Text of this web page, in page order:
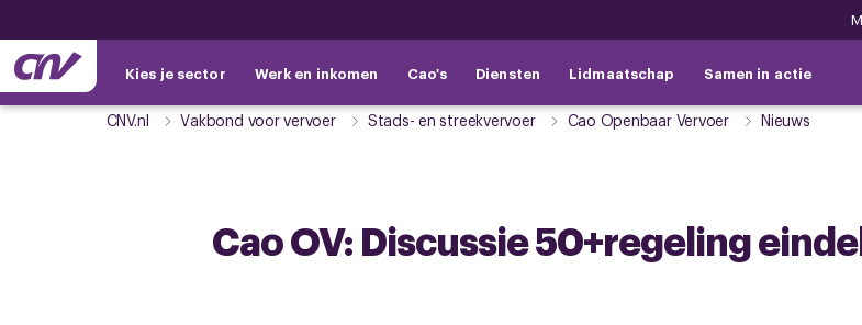
Kies je sector Werk en inkomen Cao's Diensten Lidmaatschap Samen in actie
CNV.nl Vakbond voor vervoer Stads- en streekvervoer Cao Openbaar Vervoer Nieuws
Cao OV: Discussie 50+regeling